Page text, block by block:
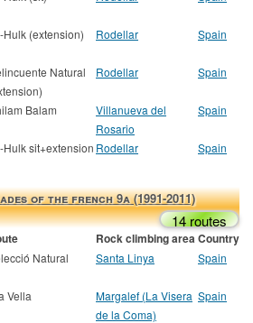
Hulk (extension) Rodellar Spain
Natural
Rodellar Spain
Balam
Villanueva del
Rosario
Spain
Hulk sit+extension Rodellar Spain
of the french 9a (1991-2011)
14 routes
Rock climbing areaCountry
Natural Santa Linya Spain
Vella
Margalef (La Visera
de la Coma)
Spain